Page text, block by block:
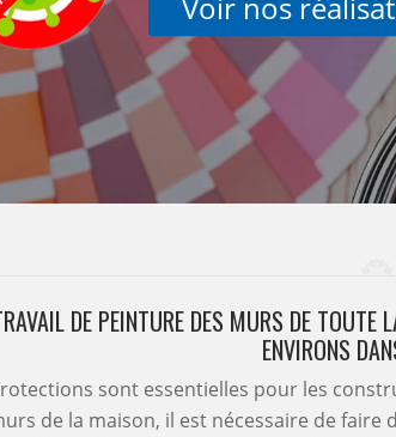
DE PEINTURE DES MURS DE TOUTE
ENVIRONS
sont essentielles pour les
de la maison, il est nécessaire de